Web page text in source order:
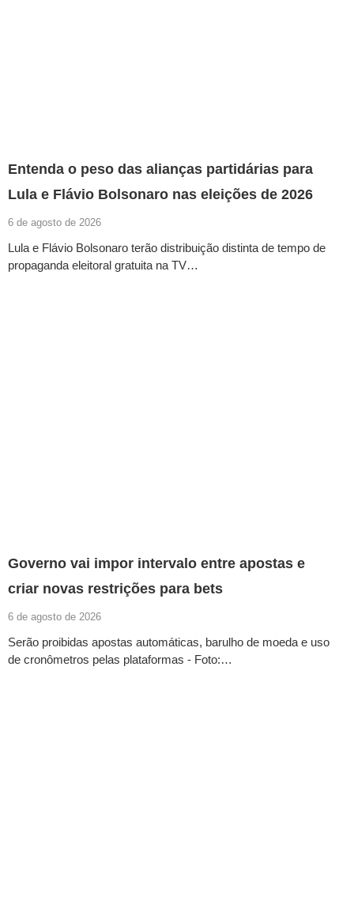
Entenda o peso das alianças partidárias para
Lula e Flávio Bolsonaro nas eleições de 2026
6 de agosto de 2026
Lula e Flávio Bolsonaro terão distribuição distinta de tempo de
propaganda eleitoral gratuita na TV…
Governo vai impor intervalo entre apostas e
criar novas restrições para bets
6 de agosto de 2026
Serão proibidas apostas automáticas, barulho de moeda e uso
de cronômetros pelas plataformas - Foto:…